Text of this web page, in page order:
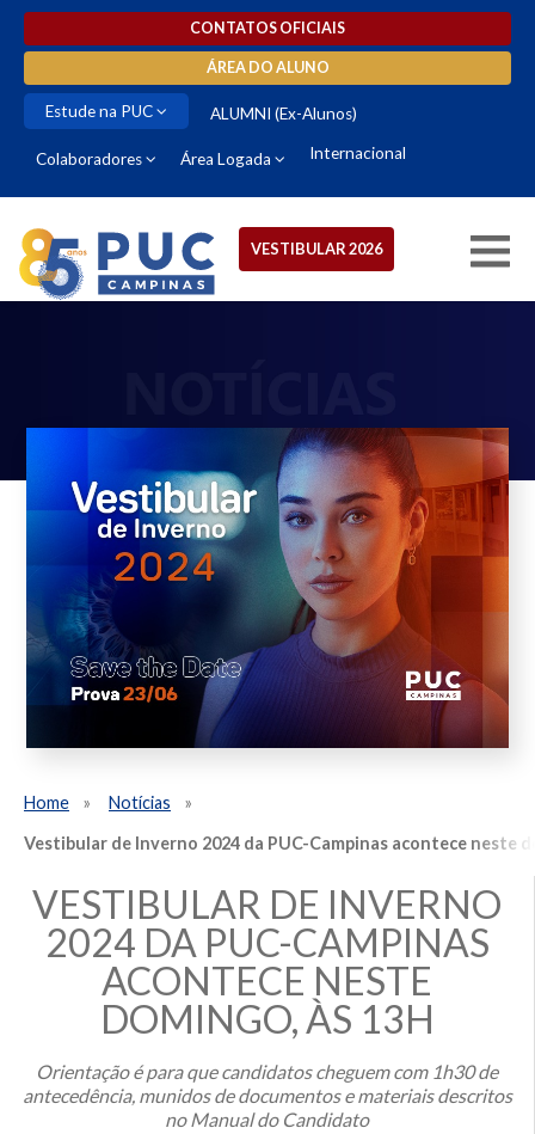
CONTATOS OFICIAIS
ÁREA DO ALUNO
Estude na PUC ALUMNI (Ex-Alunos)
Colaboradores Área Logada Internacional
VESTIBULAR 2026
Home
Notícias
Vestibular de Inverno 2024 da PUC-Campinas acontece neste
VESTIBULAR DE INVERNO
2024 DA PUC-CAMPINAS
ACONTECE NESTE
DOMINGO, ÀS 13H
Orientação é para que candidatos cheguem com 1h30 de
antecedência, munidos de documentos e materiais descritos
no Manual do Candidato